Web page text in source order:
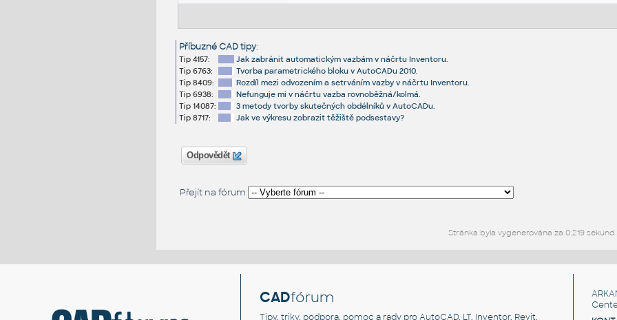
Příbuzné CAD tipy:
Tip 4157:
Jak zabránit automatickým vazbám v náčrtu Inventoru.
Tip 6763:
Tvorba parametrického bloku v AutoCADu 2010.
Tip 8409:
Rozdíl mezi odvozením a setrváním vazby v náčrtu Inventoru.
Tip 6938:
Nefunguje mi v náčrtu vazba rovnoběžná/kolmá.
Tip 14087:
3 metody tvorby skutečných obdélníků v AutoCADu.
Tip 8717:
Jak ve výkresu zobrazit těžiště podsestavy?
Odpovědět
Přejít na fórum
Stránka byla vygenerována za 0,219 sekund.
CADfórum
Tipy, triky, podpora, pomoc a rady pro AutoCAD, LT, Inventor, Revit,